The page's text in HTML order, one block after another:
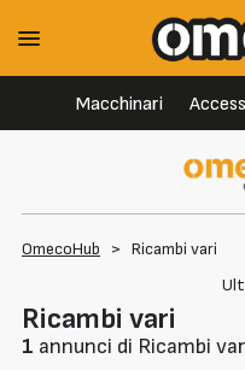
Macchinari
OmecoHub > Ricambi vari
Ricambi vari
1 annunci di Ricambi